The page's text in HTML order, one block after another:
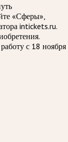
«Сферы»,
intickets.ru.
с 18 ноября